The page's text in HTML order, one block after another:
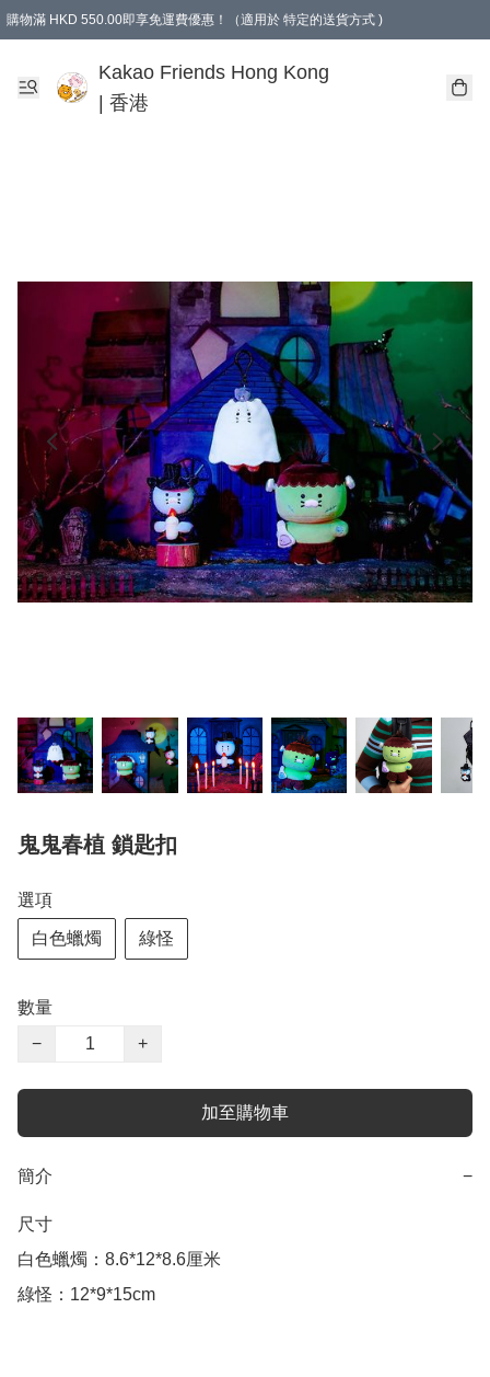
購物滿 HKD 550.00即享免運費優惠！（適用於 特定的送貨方式 )
Kakao Friends Hong Kong
| 香港
鬼鬼春植 鎖匙扣
選項
白色蠟燭 綠怪
數量
−
+
加至購物車
簡介 −
尺寸
白色蠟燭：8.6*12*8.6厘米
綠怪：12*9*15cm